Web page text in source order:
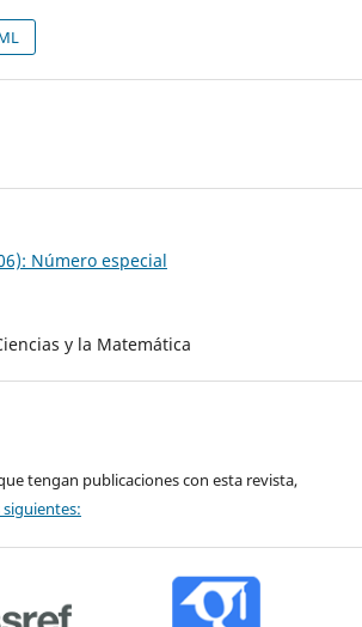
Número especial
y la Matemática
tengan publicaciones con esta revista,